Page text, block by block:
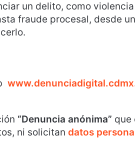
un delito, como
fraude procesal, desde
“Denuncia anónima” que
ni solicitan datos